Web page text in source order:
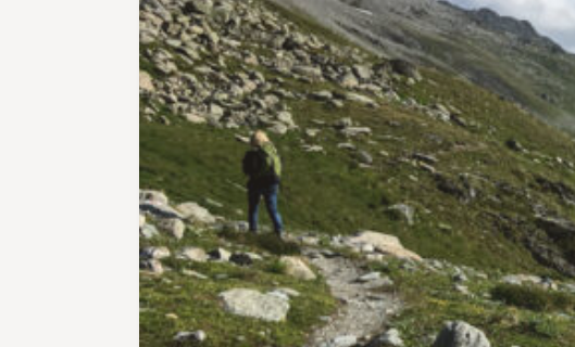
bequem vom Postautositz aus. Der
Aufstieg zur Capanna Buffalora
kann dann allerdings schon etwas
schweisstreibend sein. Von Rossa
steigt der Weg steil zur Alp de
Calvaresc auf. Die Ziegenalp ist ein
erster Höhepunkt der Tour. Bis
zum Etappenziel Capanna
Buffalora sind es nun nur noch
rund 45 Minuten. Der zweite Tag
beginnt mit einem weiteren
kurzen Anstieg zum Pass de
Buffalora und zum Übergang an